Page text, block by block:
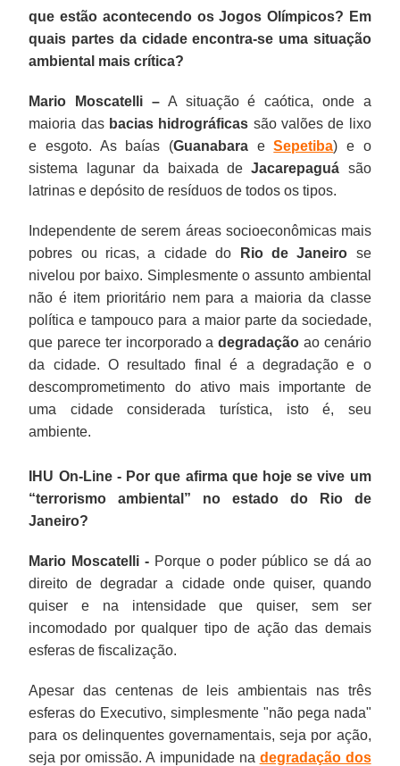
que estão acontecendo os Jogos Olímpicos? Em
quais partes da cidade encontra-se uma situação
ambiental mais crítica?
Mario Moscatelli –A situação é caótica, onde a
maioria das bacias hidrográficas são valões de lixo
e esgoto. As baías (Guanabara eSepetiba) e o
sistema lagunar da baixada deJacarepaguá são
latrinas e depósito de resíduos de todos os tipos.
Independente de serem áreas socioeconômicas mais
pobres ou ricas, a cidade do Rio de Janeiro se
nivelou por baixo. Simplesmente o assunto ambiental
não é item prioritário nem para a maioria da classe
política e tampouco para a maior parte da sociedade,
que parece ter incorporado adegradação ao cenário
da cidade. O resultado final é a degradação e o
descomprometimento do ativo mais importante de
uma cidade considerada turística, isto é, seu
ambiente.
IHU On-Line - Por que afirma que hoje se vive um
“terrorismo ambiental” no estado do Rio de
Janeiro?
Mario Moscatelli - Porque o poder público se dá ao
direito de degradar a cidade onde quiser, quando
quiser e na intensidade que quiser, sem ser
incomodado por qualquer tipo de ação das demais
esferas de fiscalização.
Apesar das centenas de leis ambientais nas três
esferas do Executivo, simplesmente "não pega nada"
para os delinquentes governamentais, seja por ação,
seja por omissão. A impunidade na degradação dos